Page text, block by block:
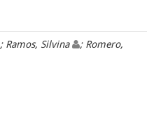
; Ramos, Silvina
; Romero,